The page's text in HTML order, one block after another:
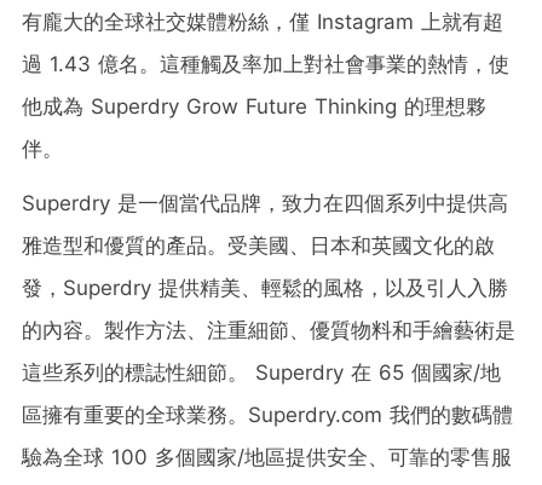
有龐大的全球社交媒體粉絲，僅 Instagram 上就有超
過 1.43 億名。這種觸及率加上對社會事業的熱情，使
他成為 Superdry Grow Future Thinking 的理想夥
伴。
Superdry 是一個當代品牌，致力在四個系列中提供高
雅造型和優質的產品。受美國、日本和英國文化的啟
發，Superdry 提供精美、輕鬆的風格，以及引人入勝
的內容。製作方法、注重細節、優質物料和手繪藝術是
這些系列的標誌性細節。 Superdry 在 65 個國家/地
區擁有重要的全球業務。Superdry.com 我們的數碼體
驗為全球 100 多個國家/地區提供安全、可靠的零售服